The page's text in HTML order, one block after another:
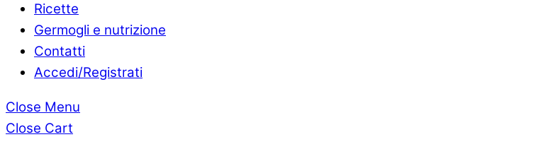
Ricette
Germogli e nutrizione
Contatti
Accedi/Registrati
Close Menu
Close Cart